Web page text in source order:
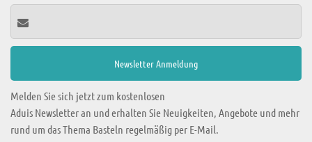
Melden Sie sich jetzt zum kostenlosen
Aduis Newsletter an und erhalten Sie Neuigkeiten, Angebote und mehr
rund um das Thema Basteln regelmäßig per E-Mail.